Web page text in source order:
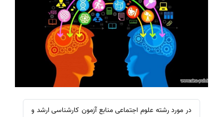
در مورد رشته علوم اجتماعی منابع آزمون کارشناسی ارشد و